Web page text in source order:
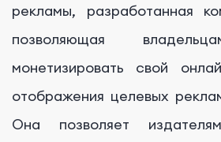
рекламы, разработанная
позволяющая
монетизировать свой
отображения целевых
Она позволяет